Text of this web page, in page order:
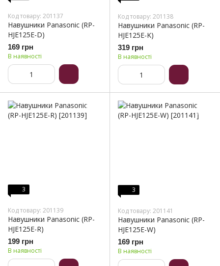
Код товару: 201137
Навушники Panasonic (RP-
HJE125E-D)
169 грн
В наявності
Код товару: 201138
Навушники Panasonic (RP-
HJE125E-K)
319 грн
В наявності
3
Код товару: 201139
Навушники Panasonic (RP-
HJE125E-R)
199 грн
В наявності
3
Код товару: 201141
Навушники Panasonic (RP-
HJE125E-W)
169 грн
В наявності